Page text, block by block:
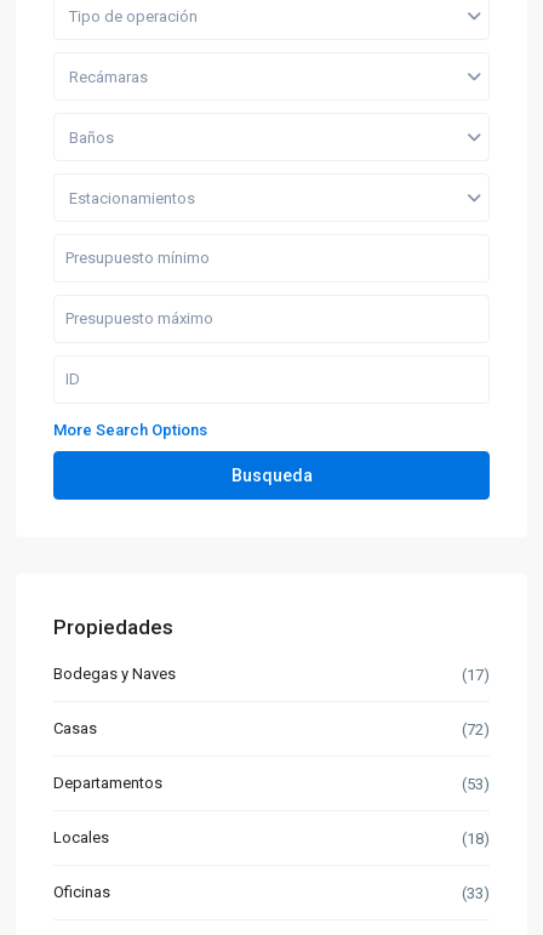
Tipo de operación
Recámaras
Baños
Estacionamientos
More Search Options
Busqueda
Propiedades
Bodegas y Naves (17)
Casas (72)
Departamentos (53)
Locales (18)
Oficinas (33)